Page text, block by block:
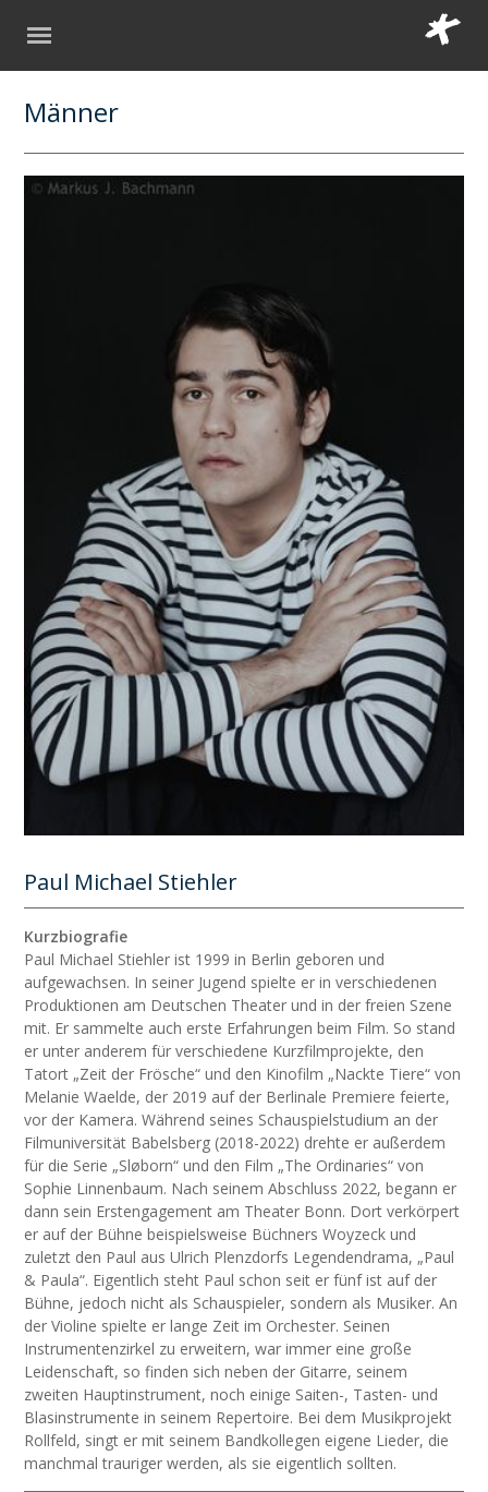
Männer
Paul Michael Stiehler
Kurzbiografie
Paul Michael Stiehler ist 1999 in Berlin geboren und
aufgewachsen. In seiner Jugend spielte er in verschiedenen
Produktionen am Deutschen Theater und in der freien Szene
mit. Er sammelte auch erste Erfahrungen beim Film. So stand
er unter anderem für verschiedene Kurzfilmprojekte, den
Tatort „Zeit der Frösche“ und den Kinofilm „Nackte Tiere“ von
Melanie Waelde, der 2019 auf der Berlinale Premiere feierte,
vor der Kamera. Während seines Schauspielstudium an der
Filmuniversität Babelsberg (2018-2022) drehte er außerdem
für die Serie „Sløborn“ und den Film „The Ordinaries“ von
Sophie Linnenbaum. Nach seinem Abschluss 2022, begann er
dann sein Erstengagement am Theater Bonn. Dort verkörpert
er auf der Bühne beispielsweise Büchners Woyzeck und
zuletzt den Paul aus Ulrich Plenzdorfs Legendendrama, „Paul
& Paula“. Eigentlich steht Paul schon seit er fünf ist auf der
Bühne, jedoch nicht als Schauspieler, sondern als Musiker. An
der Violine spielte er lange Zeit im Orchester. Seinen
Instrumentenzirkel zu erweitern, war immer eine große
Leidenschaft, so finden sich neben der Gitarre, seinem
zweiten Hauptinstrument, noch einige Saiten-, Tasten- und
Blasinstrumente in seinem Repertoire. Bei dem Musikprojekt
Rollfeld, singt er mit seinem Bandkollegen eigene Lieder, die
manchmal trauriger werden, als sie eigentlich sollten.